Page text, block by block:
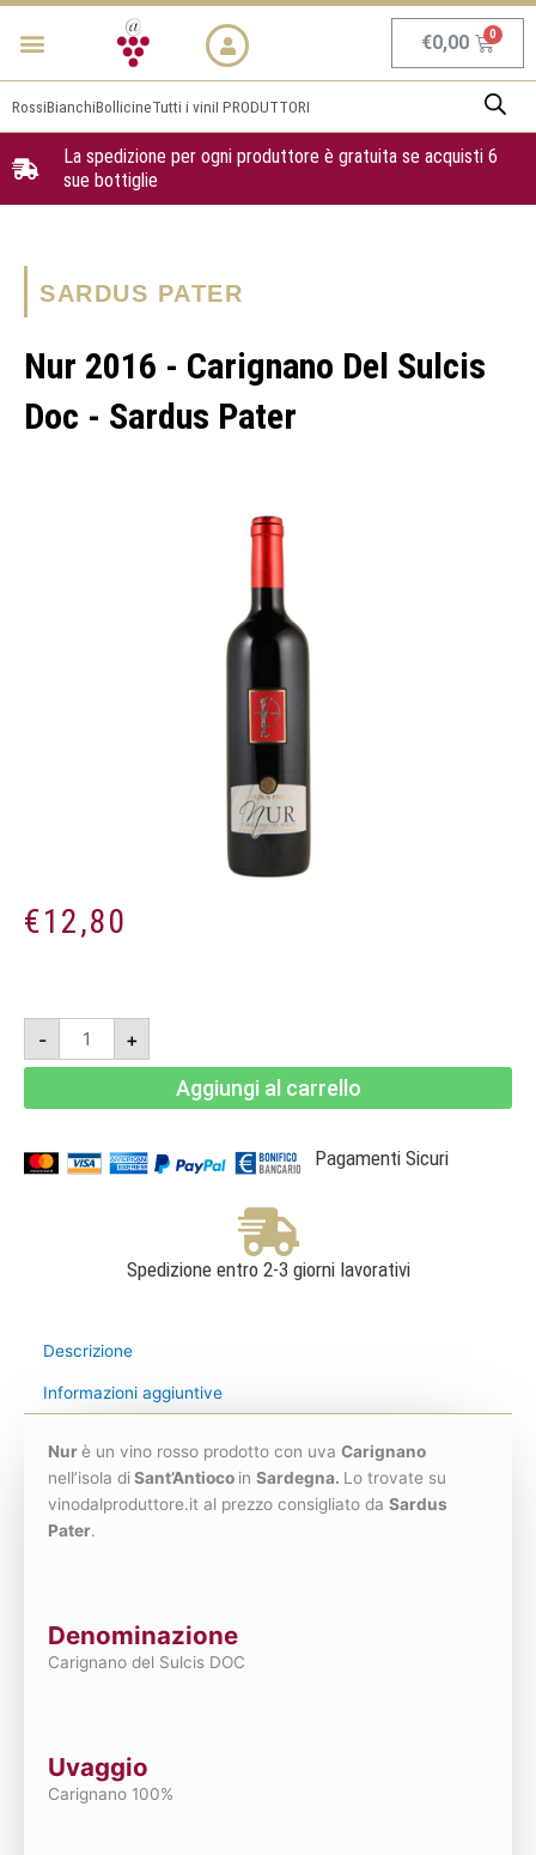
Vai
Menu €0,00
RossiBianchiBollicineTutti i viniI PRODUTTORI
La spedizione per ogni produttore è gratuita se acquisti 6
sue bottiglie
SARDUS PATER
Nur 2016 - Carignano Del Sulcis
Doc - Sardus Pater
€12,80
-
Nur
2016
-
Carignano
Sardus
Pater
quantità
+
Aggiungi al carrello
Pagamenti Sicuri
Spedizione entro 2-3 giorni lavorativi
Descrizione
Informazioni aggiuntive
Nurè un vino rosso prodotto con uva Carignano
nell’isola diSant’Antioco in Sardegna. Lo trovate su
vinodalproduttore.it al prezzo consigliato da Sardus
Pater.
Denominazione
Carignano del Sulcis DOC
Uvaggio
Carignano 100%